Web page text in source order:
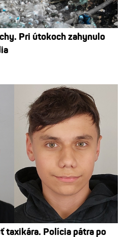
Pri útokoch zahynulo
taxikára. Polícia pátra po